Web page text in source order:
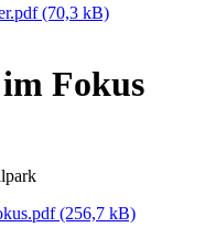
(70,3 kB)
Fokus
(256,7 kB)